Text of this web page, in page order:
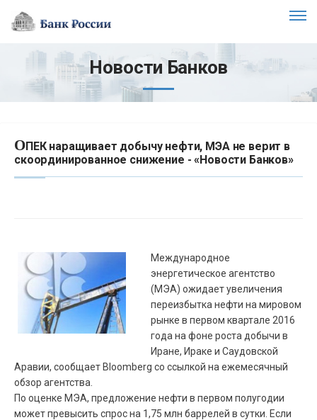
Новости Банков
ОПЕК наращивает добычу нефти, МЭА не верит в
скоординированное снижение - «Новости Банков»
Международное
энергетическое агентство
(МЭА) ожидает увеличения
переизбытка нефти на мировом
рынке в первом квартале 2016
года на фоне роста добычи в
Иране, Ираке и Саудовской
Аравии, сообщает Bloomberg со ссылкой на ежемесячный
обзор агентства.
По оценке МЭА, предложение нефти в первом полугодии
может превысить спрос на 1,75 млн баррелей в сутки. Если